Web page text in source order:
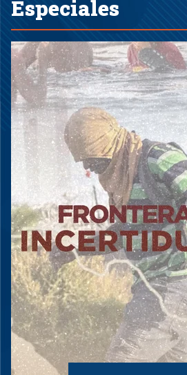
Especiales